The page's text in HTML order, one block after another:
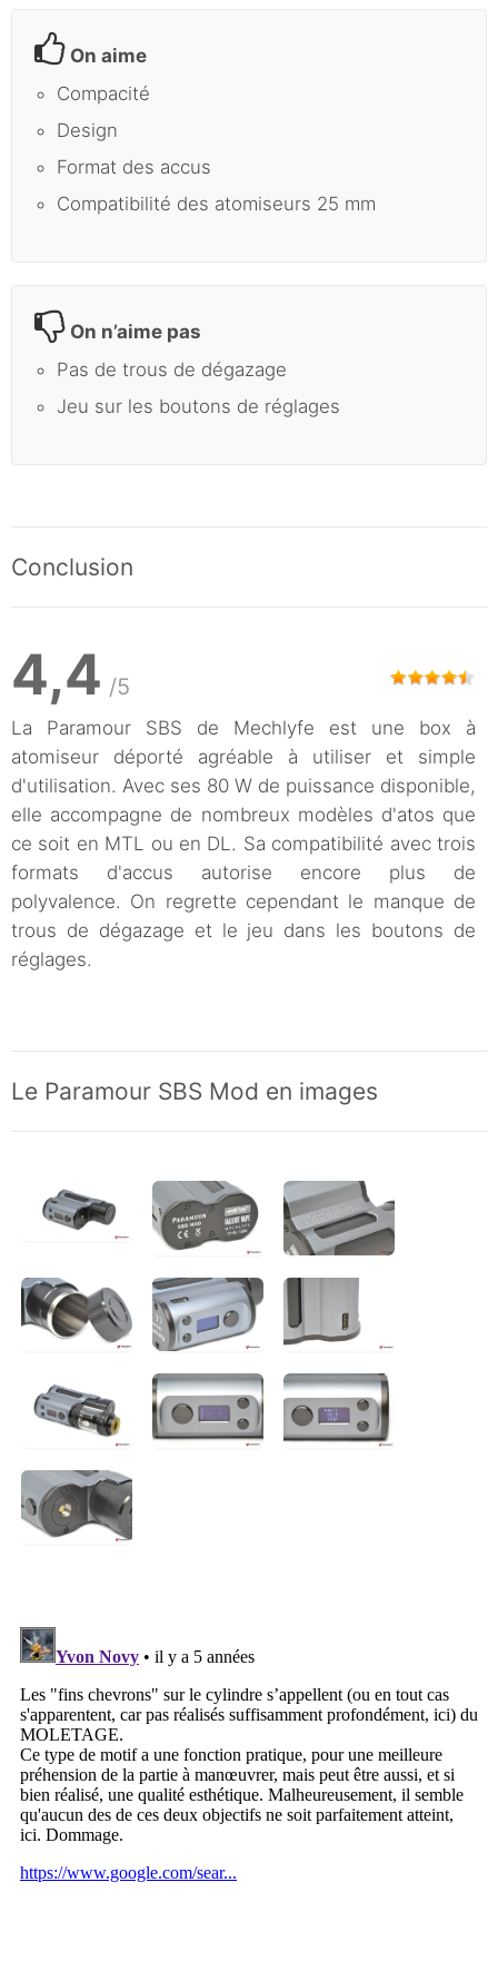
On aime
Compacité
Design
Format des accus
Compatibilité des atomiseurs 25 mm
On n’aime pas
Pas de trous de dégazage
Jeu sur les boutons de réglages
Conclusion
4,4 /5
La Paramour SBS de Mechlyfe est une box à
atomiseur déporté agréable à utiliser et simple
d'utilisation. Avec ses 80 W de puissance disponible,
elle accompagne de nombreux modèles d'atos que
ce soit en MTL ou en DL. Sa compatibilité avec trois
formats d'accus autorise encore plus de
polyvalence. On regrette cependant le manque de
trous de dégazage et le jeu dans les boutons de
réglages.
Le Paramour SBS Mod en images